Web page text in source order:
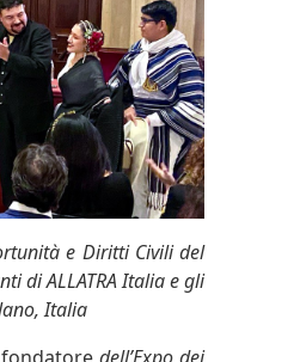
e Diritti Civili del
di ALLATRA Italia e gli
Italia